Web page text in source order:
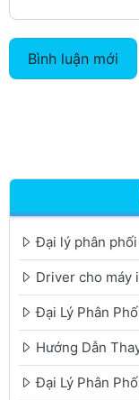
Bình luận mới
Đại lý phân
Driver cho máy
Đại Lý Phân
Hướng Dẫn
Đại Lý Phân